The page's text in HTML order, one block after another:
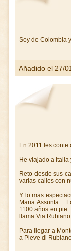
Soy de Colombia
Añadido el 27/
En 2011 les
He viajado a
Reto desde sus
varias calles con
Y lo mas
Maria Assunta....
1100 años en
llama Via
Para llegar a
a Pieve di